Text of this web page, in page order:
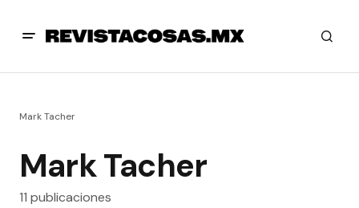
Mark Tacher
Mark Tacher
11 publicaciones